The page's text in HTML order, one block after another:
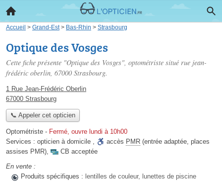
Accueil > Grand-Est> Bas-Rhin > Strasbourg
Optique des Vosges
Cette fiche présente "Optique des Vosges", optométriste situé rue jean-
frédéric oberlin, 67000 Strasbourg.
1 Rue Jean-Frédéric Oberlin
67000 Strasbourg
📞 Appeler cet opticien
Optométriste - Fermé, ouvre lundi à 10h00
Services : opticien à domicile , accès PMR (entrée adaptée, places
assises PMR),
CB acceptée
En vente :
Produits spécifiques : lentilles de couleur, lunettes de piscine